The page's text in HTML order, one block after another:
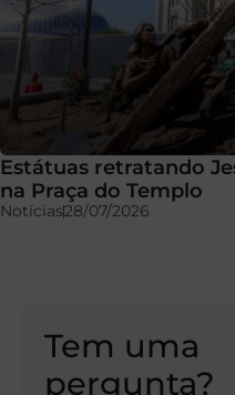
Estátuas retratando
na Praça do Templo
Notícias28/07/2026
Tem uma
pergunta?